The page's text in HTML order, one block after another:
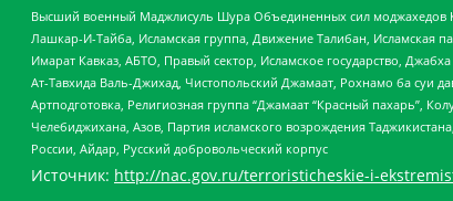
Высший военный Маджлисуль Шура Объединенных сил моджахедов
Лашкар-И-Тайба, Исламская группа, Движение Талибан, Исламская
Имарат Кавказ, АБТО, Правый сектор, Исламское государство,
Ат-Тавхида Валь-Джихад, Чистопольский Джамаат, Рохнамо ба суи
Артподготовка, Религиозная группа “Джамаат “Красный пахарь”,
Челебиджихана, Азов, Партия исламского возрождения
России, Айдар, Русский добровольческий корпус
Источник: http://nac.gov.ru/terroristicheskie-i-